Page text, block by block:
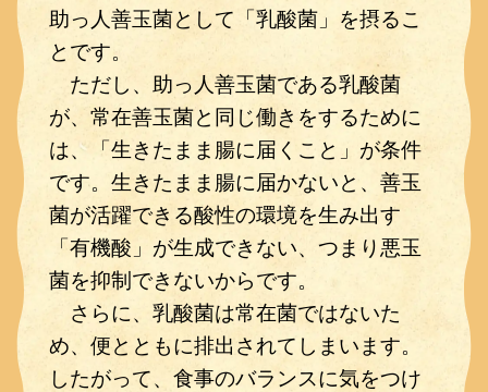
助っ人善玉菌として「乳酸菌」を摂るこ
とです。
ただし、助っ人善玉菌である乳酸菌
が、常在善玉菌と同じ働きをするために
は、「生きたまま腸に届くこと」が条件
です。生きたまま腸に届かないと、善玉
菌が活躍できる酸性の環境を生み出す
「有機酸」が生成できない、つまり悪玉
菌を抑制できないからです。
さらに、乳酸菌は常在菌ではないた
め、便とともに排出されてしまいます。
したがって、食事のバランスに気をつけ